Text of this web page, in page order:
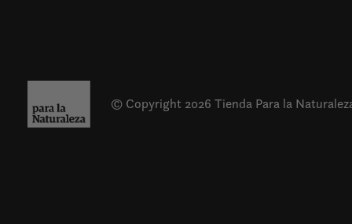
© Copyright 2026 Tienda Para la